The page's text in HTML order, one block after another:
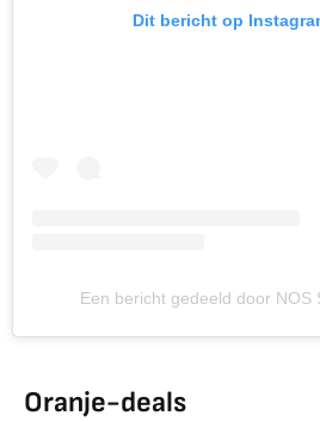
Dit bericht op
Een bericht gedeeld door NOS
Oranje-deals